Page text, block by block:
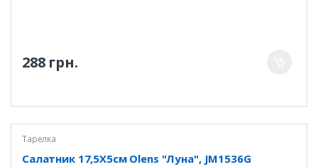
288 грн.
Тарелка
Салатник 17,5Х5см Olens "Луна", JM1536G